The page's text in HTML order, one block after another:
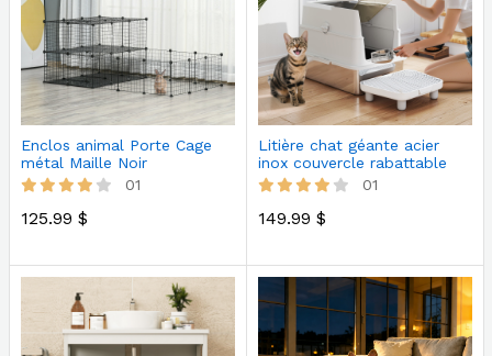
Enclos animal Porte Cage
métal Maille Noir
01
125.99 $
Litière chat géante acier
inox couvercle rabattable
01
149.99 $